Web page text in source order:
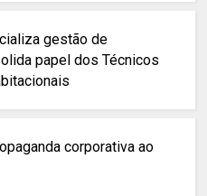
gestão de
papel dos Técnicos
corporativa ao